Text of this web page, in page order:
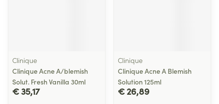
Clinique
Clinique Acne A/blemish
Solut. Fresh Vanilla 30ml
€ 35,17
Clinique
Clinique Acne A Blemish
Solution 125ml
€ 26,89